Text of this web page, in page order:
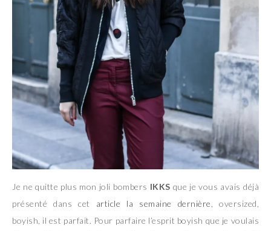
Je ne quitte plus mon joli bombers IKKS que je vous avais déjà
présenté dans cet article la semaine dernière , oversized,
boyish, il est parfait. Pour parfaire l’esprit boyish que je voulais